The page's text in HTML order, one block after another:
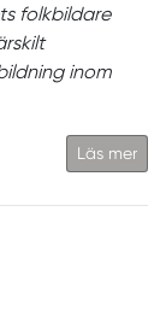
folkbildare
inom
Läs mer